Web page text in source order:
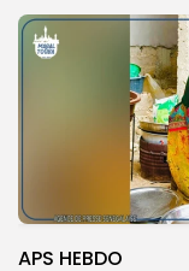
APS HEBDO